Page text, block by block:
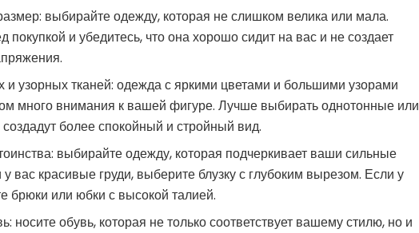
выбирайте одежду, которая не слишком велика или мала.
и убедитесь, что она хорошо сидит на вас и не создает
и узорных тканей: одежда с яркими цветами и большими узорами
много внимания к вашей фигуре. Лучше выбирать однотонные или
более спокойный и стройный вид.
выбирайте одежду, которая подчеркивает ваши сильные
вас красивые груди, выберите блузку с глубоким вырезом. Если у
брюки или юбки с высокой талией.
носите обувь, которая не только соответствует вашему стилю, но и